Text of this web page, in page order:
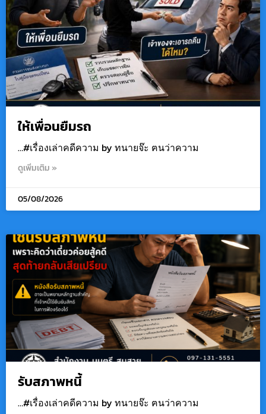
ให้เพื่อนยืมรถ
…#เรื่องเล่าคดีความ by ทนายจ๊ะ ฅนว่าความ
ดูเพิ่มเติม »
05/08/2026
รับสภาพหนี้
…#เรื่องเล่าคดีความ by ทนายจ๊ะ ฅนว่าความ